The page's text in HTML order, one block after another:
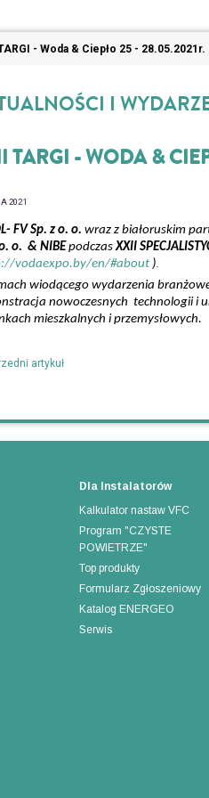
- Woda & Ciepło 25 - 28.05.2021r.
I
TARGI - WODA &
2021
FV Sp. z o. o. wraz z białoruskim
o. & NIBEpodczasXXII
vodaexpo.by/en/#about).
wiodącego wydarzenia
nowoczesnych technologii i
mieszkalnych i przemysłowych.
artykuł
Dla Instalatorów
Kalkulator nastaw VFC
Program "CZYSTE
POWIETRZE"
Top produkty
Formularz Zgłoszeniowy
Katalog ENERGEO
Serwis